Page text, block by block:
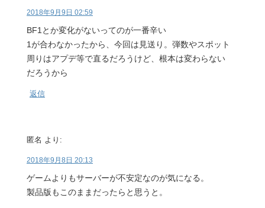
2018年9月9日 02:59
BF1とか変化がないってのが一番辛い
1が合わなかったから、今回は見送り。弾数やスポット
周りはアプデ等で直るだろうけど、根本は変わらない
だろうから
返信
匿名 より:
2018年9月8日 20:13
ゲームよりもサーバーが不安定なのが気になる。
製品版もこのままだったらと思うと。